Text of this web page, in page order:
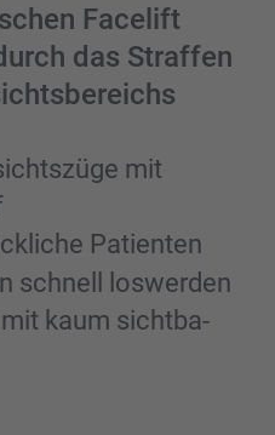
Facelift
das Straf­fen
mit
Patien­ten
schnell loswer­den
kaum sicht­ba­